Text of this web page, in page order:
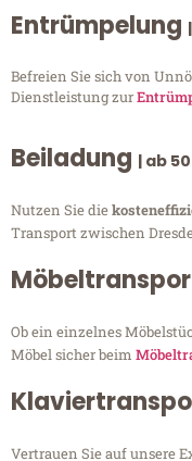
Entrümpelung
Befreien Sie sich von
Dienstleistung zur
Beiladung | ab
Nutzen Sie die
Transport zwischen
Ob ein einzelnes
Möbel sicher beim
Vertrauen Sie auf unsere